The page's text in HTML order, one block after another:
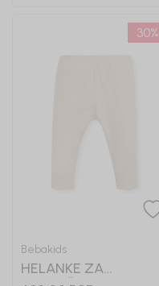
30%
Bebakids
HELANKE ZA